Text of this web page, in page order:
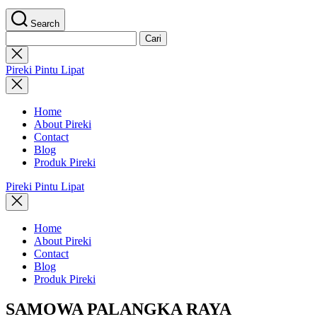
Search
untuk:
Close
search
Pireki Pintu Lipat
Home
About Pireki
Contact
Blog
Produk Pireki
Pireki Pintu Lipat
Home
About Pireki
Contact
Blog
Produk Pireki
SAMOWA PALANGKA RAYA